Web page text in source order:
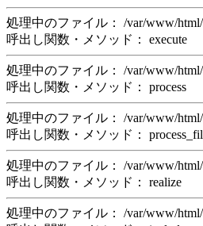
処理中のファイル： /var/www/html/
呼出し関数・メソッド： execute
処理中のファイル： /var/www/html/
呼出し関数・メソッド： process
処理中のファイル： /var/www/html/
呼出し関数・メソッド：
処理中のファイル： /var/www/html/
呼出し関数・メソッド： realize
処理中のファイル： /var/www/html/